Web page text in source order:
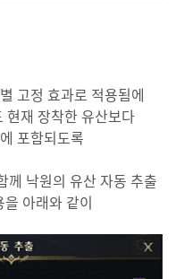
고정 효과로 적용됨에
현재 장착한 유산보다
포함되도록
께 낙원의 유산 자동 추출
아래와 같이